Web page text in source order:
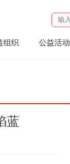
组织 公益活动
蓝